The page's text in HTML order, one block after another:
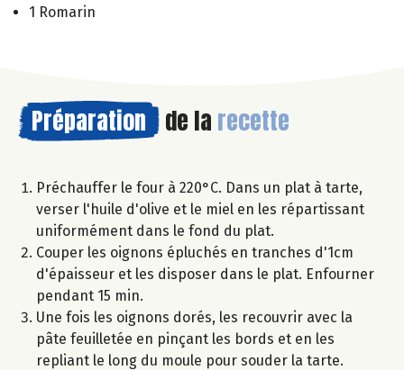
1 Romarin
Préparation de la recette
Préchauffer le four à 220°C. Dans un plat à tarte,
verser l'huile d'olive et le miel en les répartissant
uniformément dans le fond du plat.
Couper les oignons épluchés en tranches d'1cm
d'épaisseur et les disposer dans le plat. Enfourner
pendant 15 min.
Une fois les oignons dorés, les recouvrir avec la
pâte feuilletée en pinçant les bords et en les
repliant le long du moule pour souder la tarte.